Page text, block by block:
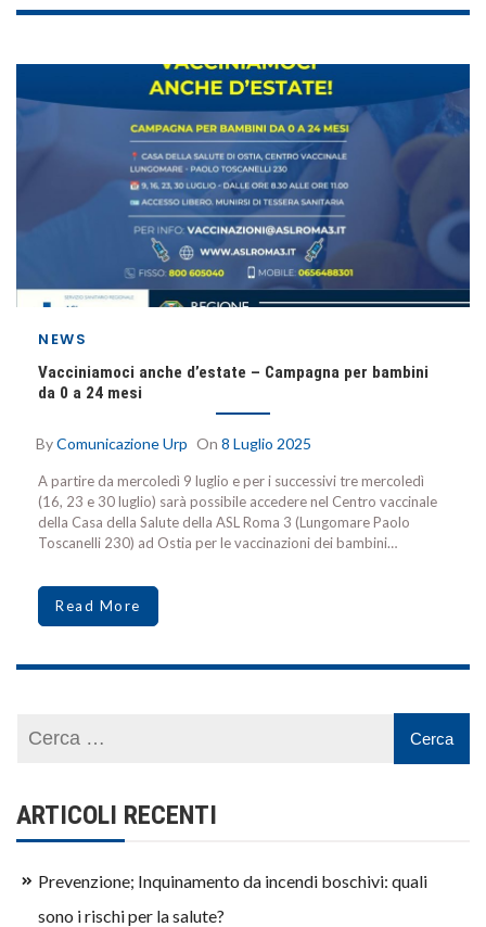
NEWS
Vacciniamoci anche d’estate – Campagna per bambini
da 0 a 24 mesi
ByComunicazione Urp On 8 Luglio 2025
A partire da mercoledì 9 luglio e per i successivi tre mercoledì
(16, 23 e 30 luglio) sarà possibile accedere nel Centro vaccinale
della Casa della Salute della ASL Roma 3 (Lungomare Paolo
Toscanelli 230) ad Ostia per le vaccinazioni dei bambini…
Read More
ARTICOLI RECENTI
Prevenzione; Inquinamento da incendi boschivi: quali
sono i rischi per la salute?